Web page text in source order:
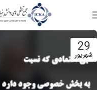
29
شهریور